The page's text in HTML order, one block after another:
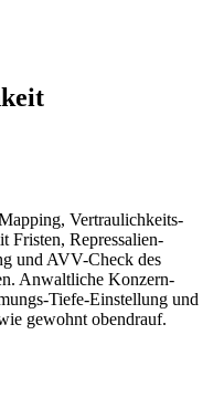
Vertraulichkeits-
Fristen, Repressalien-
und AVV-Check des
Anwaltliche Konzern-
Tiefe-Einstellung und
gewohnt obendrauf.